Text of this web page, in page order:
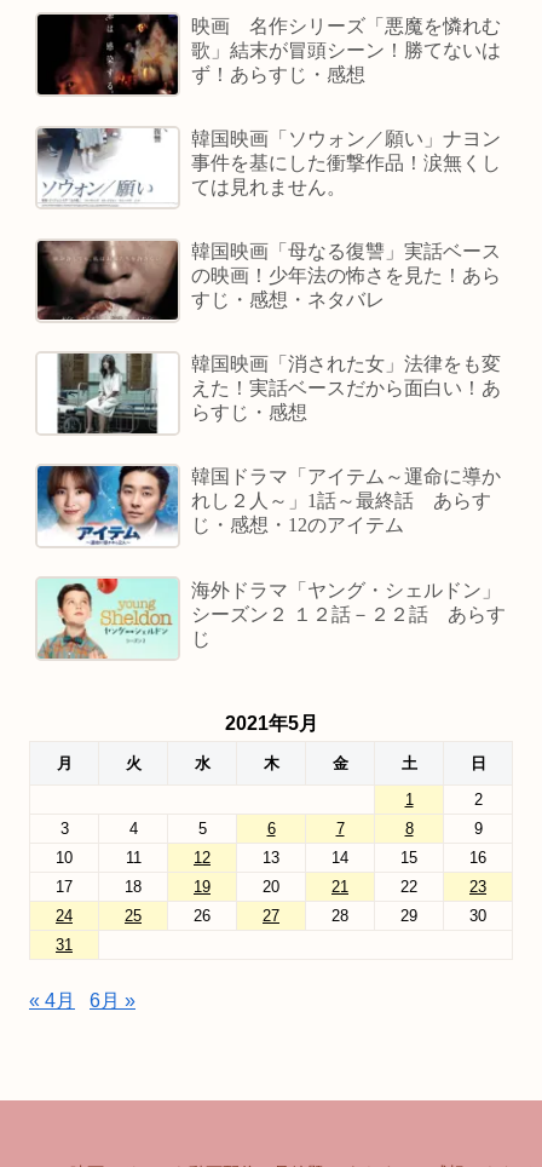
映画 名作シリーズ「悪魔を憐れむ
歌」結末が冒頭シーン！勝てないは
ず！あらすじ・感想
韓国映画「ソウォン／願い」ナヨン
事件を基にした衝撃作品！涙無くし
ては見れません。
韓国映画「母なる復讐」実話ベース
の映画！少年法の怖さを見た！あら
すじ・感想・ネタバレ
韓国映画「消された女」法律をも変
えた！実話ベースだから面白い！あ
らすじ・感想
韓国ドラマ「アイテム～運命に導か
れし２人～」1話～最終話 あらす
じ・感想・12のアイテム
海外ドラマ「ヤング・シェルドン」
シーズン２ １２話－２２話 あらす
じ
2021年5月
月 火 水 木 金 土
日
1
2
3
4 5 6 7 8
9
10
11 12 13 14 15
16
17
18 19 20 21 22
23
24
25 26 27 28 29
30
31
« 4月 6月 »